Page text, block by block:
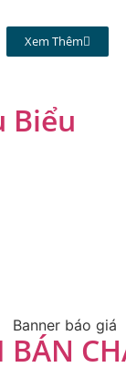
Xem Thêm
Biểu
BÁN